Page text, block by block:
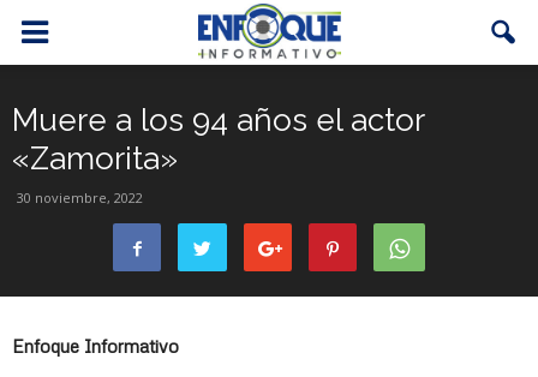
Muere a los 94 años el actor
«Zamorita»
30 noviembre, 2022
Enfoque Informativo